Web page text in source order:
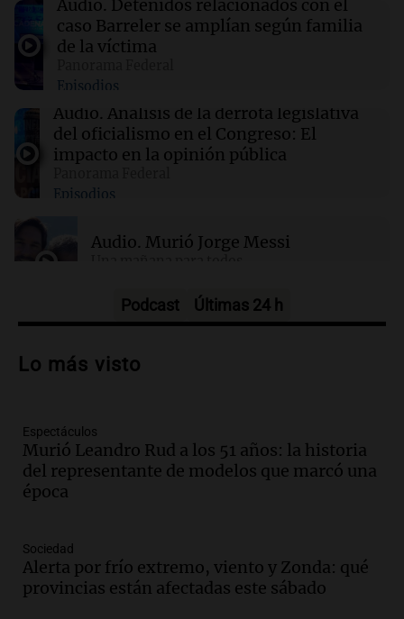
10:18 Una mañana para todos
10:15 Deportes
Conmoción mundial: murió Jorge Messi, el
padre de Lionel
Audio. Detenidos relacionados con el
caso Barreler se amplían según familia
de la víctima
Episodios
Audio. Análisis de la derrota legislativa
del oficialismo en el Congreso: El
impacto en la opinión pública
Episodios
Audio. Murió Jorge Messi
Audio.Mateo, a los 25 años, lucha
para poder seguir viviend
Audio.
Estiman que la inflación nacional
de julio será menor al 2,9% registrado
en CABA
Una mañana para todos
Audio.
protocolo contra ciberbullying y
grooming en escuelas de Salta
Podcast Últimas 24 h
Lo más visto
Espectáculos
Murió Leandro Rud a los 51 años: la historia
del representante de modelos que marcó una
época
Sociedad
Alerta por frío extremo, viento y Zonda: qué
provincias están afectadas este sábado